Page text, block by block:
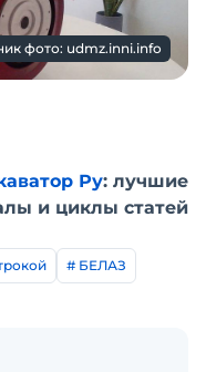
фото: udmz.inni.info
Ру: лучшие
и циклы статей
# БЕЛАЗ